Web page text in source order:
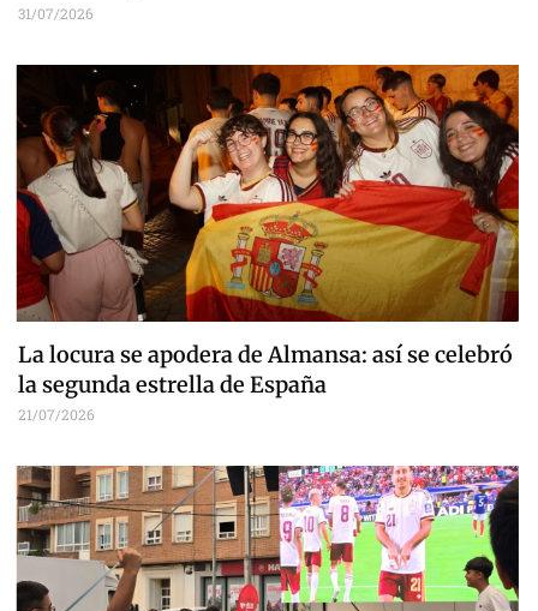
31/07/2026
La locura se apodera de Almansa: así se celebró
la segunda estrella de España
21/07/2026